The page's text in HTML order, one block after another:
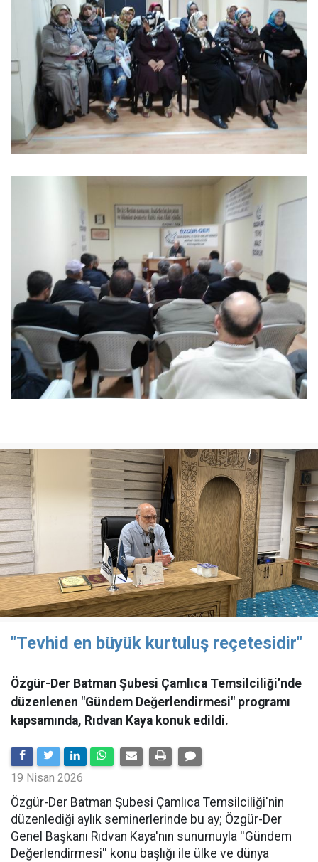
"Tevhid en büyük kurtuluş reçetesidir"
Özgür-Der Batman Şubesi Çamlıca Temsilciliği’nde
düzenlenen "Gündem Değerlendirmesi" programı
kapsamında, Rıdvan Kaya konuk edildi.
19 Nisan 2026
​Özgür-Der Batman Şubesi Çamlıca Temsilciliği'nin
düzenlediği aylık seminerlerinde bu ay; Özgür-Der
Genel Başkanı Rıdvan Kaya'nın sunumuyla ''Gündem
Değerlendirmesi'' konu başlığı ile ülke ve dünya